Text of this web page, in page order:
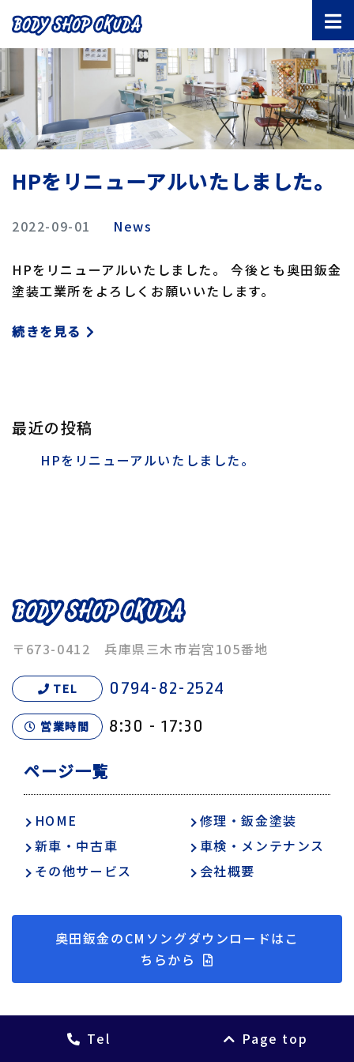
HPをリニューアルいたしました。
2022-09-01 News
HPをリニューアルいたしました。 今後とも奥田鈑金
塗装工業所をよろしくお願いいたします。
続きを見る
最近の投稿
HPをリニューアルいたしました。
〒673-0412 兵庫県三木市岩宮105番地
TEL 0794-82-2524
営業時間 8:30 - 17:30
ページ一覧
HOME
修理・鈑金塗装
新車・中古車
車検・メンテナンス
その他サービス
会社概要
奥田鈑金のCMソングダウンロードはこ
ちらから
© 2026 Okuda Bankin Toso Kogyosho
Tel Page top